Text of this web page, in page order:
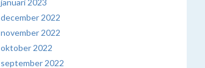
januari 2023
december 2022
november 2022
oktober 2022
september 2022